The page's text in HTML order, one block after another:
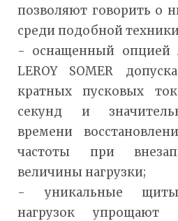
позволяют говорить о
среди подобной
- оснащенный опцией
LEROY SOMER
кратных пусковых
секунд и
времени
частоты при
величины нагрузки;
- уникальные щиты
нагрузок упрощают